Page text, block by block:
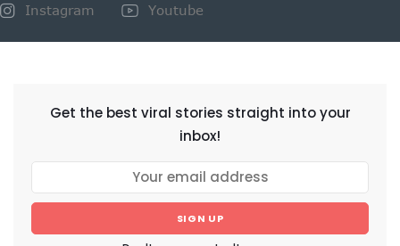
Instagram
Youtube
Get the best viral stories straight into your
inbox!
SIGN UP